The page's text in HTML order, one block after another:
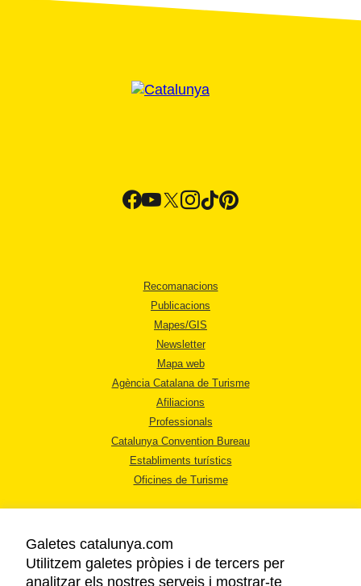
Recomanacions
Publicacions
Mapes/GIS
Newsletter
Mapa web
Agència Catalana de Turisme
Afiliacions
Professionals
Catalunya Convention Bureau
Establiments turístics
Oficines de Turisme
Galetes catalunya.com
Utilitzem galetes pròpies i de tercers per
analitzar els nostres serveis i mostrar-te